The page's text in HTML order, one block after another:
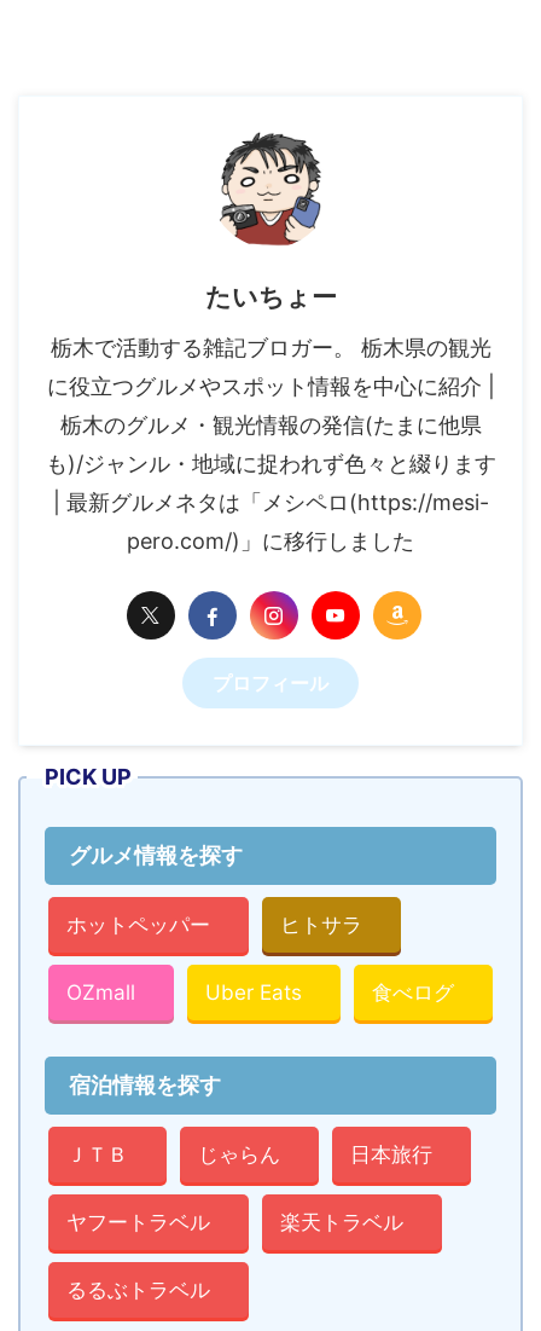
たいちょー
栃木で活動する雑記ブロガー。 栃木県の観光
に役立つグルメやスポット情報を中心に紹介 |
栃木のグルメ・観光情報の発信(たまに他県
も)/ジャンル・地域に捉われず色々と綴ります
| 最新グルメネタは「メシペロ(https://mesi-
pero.com/)」に移行しました
プロフィール
PICK UP
グルメ情報を探す
ホットペッパー ヒトサラ
OZmall Uber Eats 食べログ
宿泊情報を探す
ＪＴＢ じゃらん 日本旅行
ヤフートラベル 楽天トラベル
るるぶトラベル